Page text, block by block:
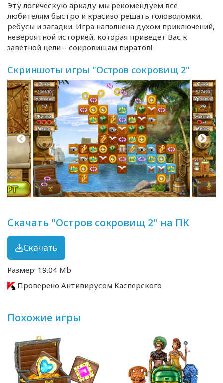
Эту логическую аркаду мы рекомендуем все
любителям быстро и красиво решать головоломки,
ребусы и загадки. Игра наполнена духом приключений,
невероятной историей, которая приведет Вас к
заветной цели – сокровищам пиратов!
Скриншоты игры "Остров сокровищ 2"
Скачать "Остров сокровищ 2" на ПК
Скачать
Размер: 19.04 Mb
Проверено Антивирусом Касперского
Похожие игры